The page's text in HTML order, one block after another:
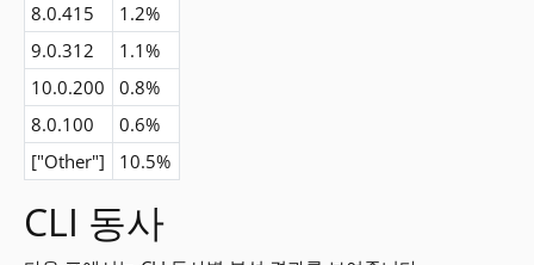
8.0.415
1.2%
9.0.312
1.1%
10.0.200
0.8%
8.0.100
0.6%
["Other"]
10.5%
CLI 동사